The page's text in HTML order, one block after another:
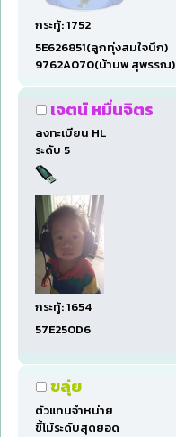
กระทู้: 1752
5E626851(ลูกทุ่งสมใจนึก)
9762A070(น้านพ สุพรรณ)
เจตน์ หมื่นจิตร
ลงทะเบียน HL
ระดับ 5
กระทู้: 1654
57E250D6
ขลุ่ย
ตัวแทนจำหน่าย
ขี้โม้ระดับสุดยอด